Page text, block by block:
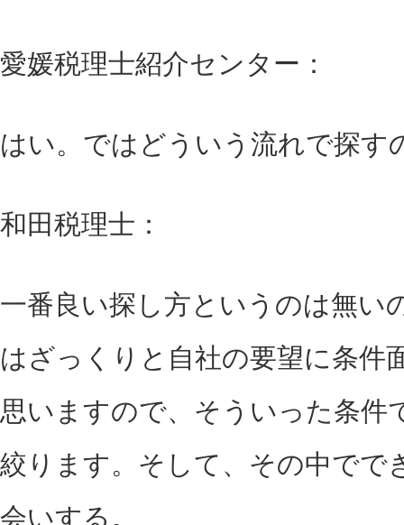
愛媛税理士紹介センター：
はい。ではどういう流れで探す
和田税理士：
一番良い探し方というのは無い
はざっくりと自社の要望に条件
思いますので、そういった条件
絞ります。そして、その中でで
会いする。